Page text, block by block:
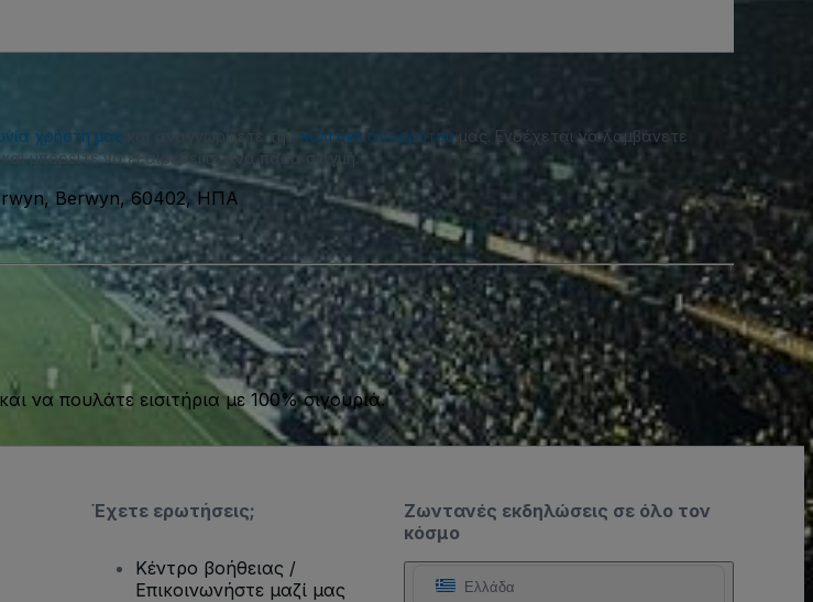
χρήστη μας και αναγνωρίζετε την πολιτική απορρήτουμας. Ενδέχεται να λαμβάνετε
μπορείτε να εξαιρεθείτε ανά πάσα στιγμή.
Berwyn, 60402, ΗΠΑ
να πουλάτε εισιτήρια με 100% σιγουριά.
Ζωντανές εκδηλώσεις σε όλο τον
κόσμο
Ελλάδα
Έχετε ερωτήσεις;
Κέντρο βοήθειας /
Επικοινωνήστε μαζί μας